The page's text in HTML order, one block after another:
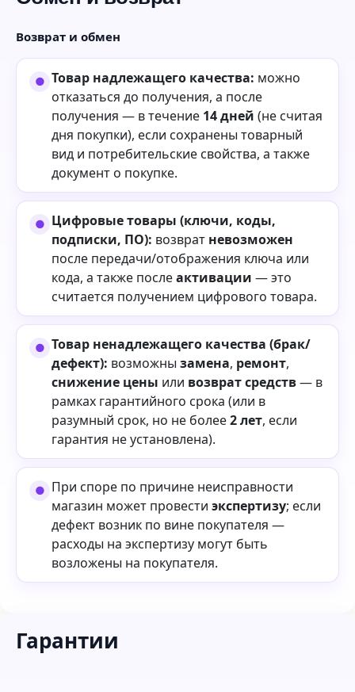
Возврат и обмен
Товар надлежащего качества: можно
отказаться до получения, а после
получения — в течение 14 дней (не считая
дня покупки), если сохранены товарный
вид и потребительские свойства, а также
документ о покупке.
Цифровые товары (ключи, коды,
подписки, ПО): возврат невозможен
после передачи/отображения ключа или
кода, а также послеактивации — это
считается получением цифрового товара.
Товар ненадлежащего качества (брак/
дефект): возможны замена, ремонт,
снижение цены или возврат средств— в
рамках гарантийного срока (или в
разумный срок, но не более2 лет, если
гарантия не установлена).
При споре по причине неисправности
магазин может провести экспертизу; если
дефект возник по вине покупателя —
расходы на экспертизу могут быть
возложены на покупателя.
Гарантии